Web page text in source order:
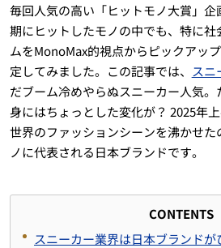
毎回人気の高い「ヒットモノ大賞」
期にヒットしたモノの中でも、特に
ムをMonoMax的視点からピックアッ
定してみました。この記事では、
スニ
だブーム冷めやらぬスニーカー人気
身にはちょっとした変化が？ 2025年
世界のファッションシーンを沸かせ
ノに代表される日本ブランドです。
CONTENTS
スニーカー業界は日本ブランドが